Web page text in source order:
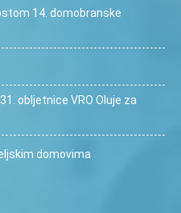
14. domobranske
obljetnice VRO Oluje za
domovima